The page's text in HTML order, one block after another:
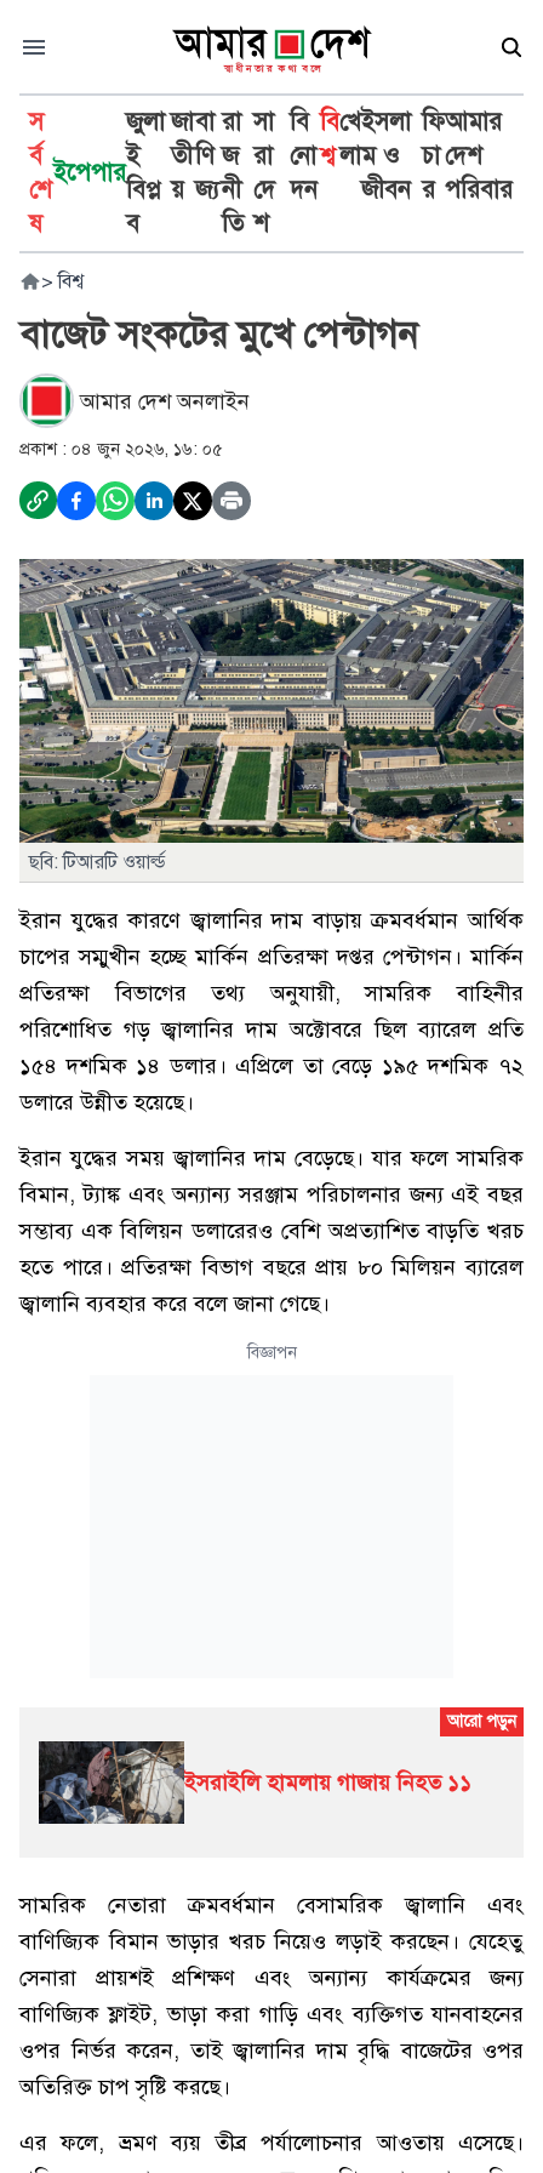
স
র্ব
শে
ষ
ইপেপার
জুলা
ই
বিপ্ল
ব
জা
তী
য়
বা
ণি
জ্য
রা
জ
নী
তি
সা
রা
দে
শ
বি
নো
দন
বি
শ্ব
খে
লা
ইসলা
ম ও
জীবন
ফি
চা
র
আমার
দেশ
পরিবার
> বিশ্ব
বাজেট সংকটের মুখে পেন্টাগন
আমার দেশ অনলাইন
প্রকাশ : ০৪ জুন ২০২৬, ১৬: ০৫
ছবি: টিআরটি ওয়ার্ল্ড
ইরান যুদ্ধের কারণে জ্বালানির দাম বাড়ায় ক্রমবর্ধমান আর্থিক
চাপের সম্মুখীন হচ্ছে মার্কিন প্রতিরক্ষা দপ্তর পেন্টাগন। মার্কিন
প্রতিরক্ষা বিভাগের তথ্য অনুযায়ী, সামরিক বাহিনীর
পরিশোধিত গড় জ্বালানির দাম অক্টোবরে ছিল ব্যারেল প্রতি
১৫৪ দশমিক ১৪ ডলার। এপ্রিলে তা বেড়ে ১৯৫ দশমিক ৭২
ডলারে উন্নীত হয়েছে।
ইরান যুদ্ধের সময় জ্বালানির দাম বেড়েছে। যার ফলে সামরিক
বিমান, ট্যাঙ্ক এবং অন্যান্য সরঞ্জাম পরিচালনার জন্য এই বছর
সম্ভাব্য এক বিলিয়ন ডলারেরও বেশি অপ্রত্যাশিত বাড়তি খরচ
হতে পারে। প্রতিরক্ষা বিভাগ বছরে প্রায় ৮০ মিলিয়ন ব্যারেল
জ্বালানি ব্যবহার করে বলে জানা গেছে।
বিজ্ঞাপন
ইসরাইলি হামলায় গাজায় নিহত ১১
সামরিক নেতারা ক্রমবর্ধমান বেসামরিক জ্বালানি এবং
বাণিজ্যিক বিমান ভাড়ার খরচ নিয়েও লড়াই করছেন। যেহেতু
সেনারা প্রায়শই প্রশিক্ষণ এবং অন্যান্য কার্যক্রমের জন্য
বাণিজ্যিক ফ্লাইট, ভাড়া করা গাড়ি এবং ব্যক্তিগত যানবাহনের
ওপর নির্ভর করেন, তাই জ্বালানির দাম বৃদ্ধি বাজেটের ওপর
অতিরিক্ত চাপ সৃষ্টি করছে।
এর ফলে, ভ্রমণ ব্যয় তীব্র পর্যালোচনার আওতায় এসেছে।